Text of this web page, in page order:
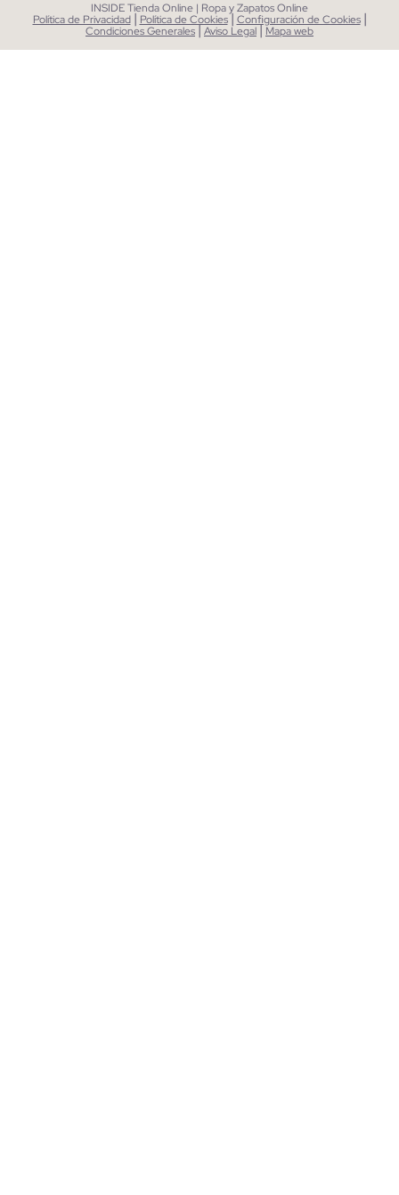
INSIDE Tienda Online | Ropa y Zapatos Online
Política de Privacidad | Política de Cookies| Configuración de Cookies |
Condiciones Generales|Aviso Legal| Mapa web